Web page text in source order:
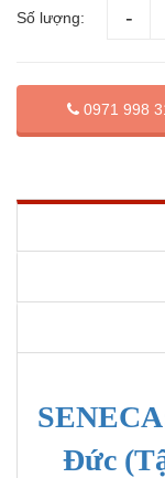
Số lượng:
0971 998
Đức